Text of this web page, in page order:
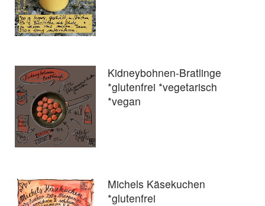
Kidneybohnen-Bratlinge
*glutenfrei *vegetarisch
*vegan
Michels Käsekuchen
*glutenfrei